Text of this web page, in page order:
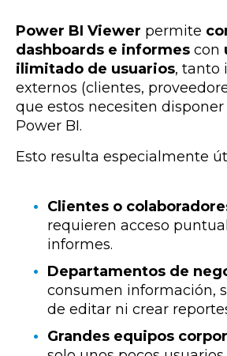
Power BI Viewer permite
dashboards e informes con
ilimitado de usuarios, tanto
externos (clientes,
que estos necesiten
Power BI.
Esto resulta especialmente
Clientes o
requieren acceso
informes.
Departamentos de
consumen información,
de editar ni crear
Grandes equipos